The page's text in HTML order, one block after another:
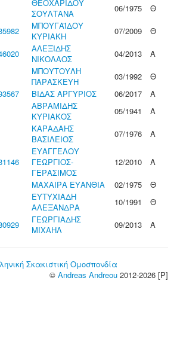
ΘΕΟΧΑΡΙΔΟΥ
ΣΟΥΛΤΑΝΑ
06/1975
Θ
ΜΠΟΥΓΑΪΔΟΥ
ΚΥΡΙΑΚΗ
07/2009
Θ
ΑΛΕΞΙΔΗΣ
ΝΙΚΟΛΑΟΣ
04/2013
Α
ΜΠΟΥΤΟΥΛΗ
ΠΑΡΑΣΚΕΥΗ
03/1992
Θ
ΒΙΔΑΣ ΑΡΓΥΡΙΟΣ 06/2017
Α
ΑΒΡΑΜΙΔΗΣ
ΚΥΡΙΑΚΟΣ
05/1941
Α
ΚΑΡΑΔΑΗΣ
ΒΑΣΙΛΕΙΟΣ
07/1976 Α
ΕΥΑΓΓΕΛΟΥ
ΓΕΩΡΓΙΟΣ-
ΓΕΡΑΣΙΜΟΣ
12/2010
Α
ΜΑΧΑΙΡΑ ΕΥΑΝΘΙΑ 02/1975
Θ
ΕΥΤΥΧΙΑΔΗ
ΑΛΕΞΑΝΔΡΑ
10/1991
Θ
ΓΕΩΡΓΙΑΔΗΣ
ΜΙΧΑΗΛ
09/2013 Α
Σκακιστική Ομοσπονδία
© Andreas Andreou 2012-2026 [P]